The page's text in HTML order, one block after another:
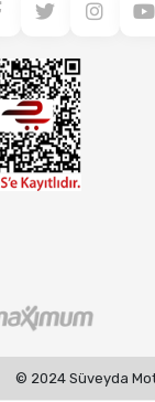
© 2024 Süveyda